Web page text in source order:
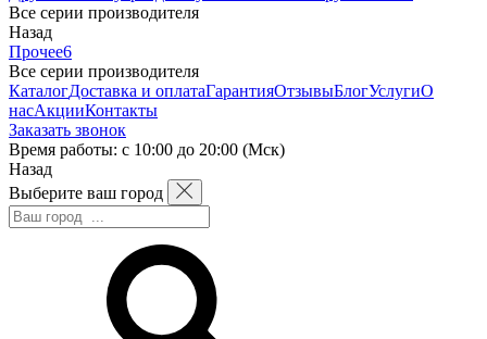
Все серии производителя
Назад
Прочее6
Все серии производителя
КаталогДоставка и оплатаГарантияОтзывыБлогУслугиО
насАкцииКонтакты
Заказать звонок
Время работы: с 10:00 до 20:00 (Мск)
Назад
Выберите ваш город